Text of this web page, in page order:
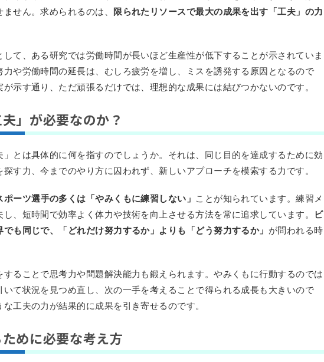
せん。求められるのは、 限られたリソースで最大の成果を出す「工夫」の力
して、ある研究では労働時間が長いほど生産性が低下することが示されていま
力や労働時間の延長は、むしろ疲労を増し、ミスを誘発する原因となるので
が示す通り、ただ頑張るだけでは、理想的な成果には結びつかないのです。
」が必要なのか？
」とは具体的に何を指すのでしょうか。それは、同じ目的を達成するために効
探す力、今までのやり方に囚われず、新しいアプローチを模索する力です。
ポーツ選手の多くは「やみくもに練習しない」 ことが知られています。練習メ
し、短時間で効率よく体力や技術を向上させる方法を常に追求しています。
ビ
でも同じで、「どれだけ努力するか」よりも「どう努力するか」 が問われる時
することで思考力や問題解決能力も鍛えられます。やみくもに行動するのでは
いて状況を見つめ直し、次の一手を考えることで得られる成長も大きいので
工夫の力が結果的に成果を引き寄せるのです。
めに必要な考え方